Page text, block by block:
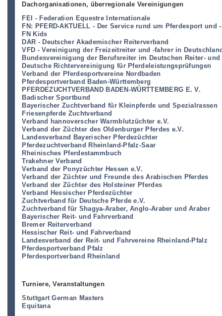
Dachorganisationen, überregionale Vereinigungen
FEI - Federation Equestre Internationale
FN: PFERD-AKTUELL - Der Service rund um Pferdesport und
FN Kids
DAR - Deutscher Akademischer Reiterverband
VFD - Vereinigung der Freizeitreiter und -fahrer in
Bundesvereinigung der Berufsreiter im Deutschen Reiter- und
Deutsche Richtervereinigung für Pferdeleistungsprüfungen
Verband der Pferdesportvereine Nordbaden
Pferdesportverband Baden-Württemberg
PFERDEZUCHTVERBAND BADEN-WÜRTTEMBERG E. V.
Badischer Sportbund
Bayerischer Zuchtverband für Kleinpferde und Spezialrassen
Friesenpferde Zuchtverband
Verband hannoverscher Warmblutzüchter e.V.
Verband der Züchter des Oldenburger Pferdes e.V.
Landesverband Bayerischer Pferdezüchter
Pferdezuchtverband Rheinland-Pfalz-Saar
Rheinisches Pferdestammbuch
Trakehner Verband
Verband der Ponyzüchter Hessen e.V.
Verband der Züchter und Freunde des Arabischen Pferdes
Verband der Züchter des Holsteiner Pferdes
Verband Hessischer Pferdezüchter
Zuchtverband für Deutsche Pferde e.V.
Zuchtverband für Shagya-Araber, Anglo-Araber und Araber
Bayerischer Reit- und Fahrverband
Bremer Reiterverband
Hessischer Reit- und Fahrverband
Landesverband der Reit- und Fahrvereine Rheinland-Pfalz
Pferdesportverband Pfalz
Pferdesportverband Rheinland
Turniere, Veranstaltungen
Stuttgart German Masters
Equitana